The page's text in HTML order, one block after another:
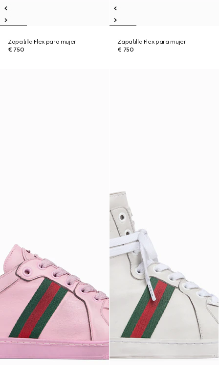
Zapatilla Flex para mujer
€ 750
Zapatilla Flex para mujer
€ 750